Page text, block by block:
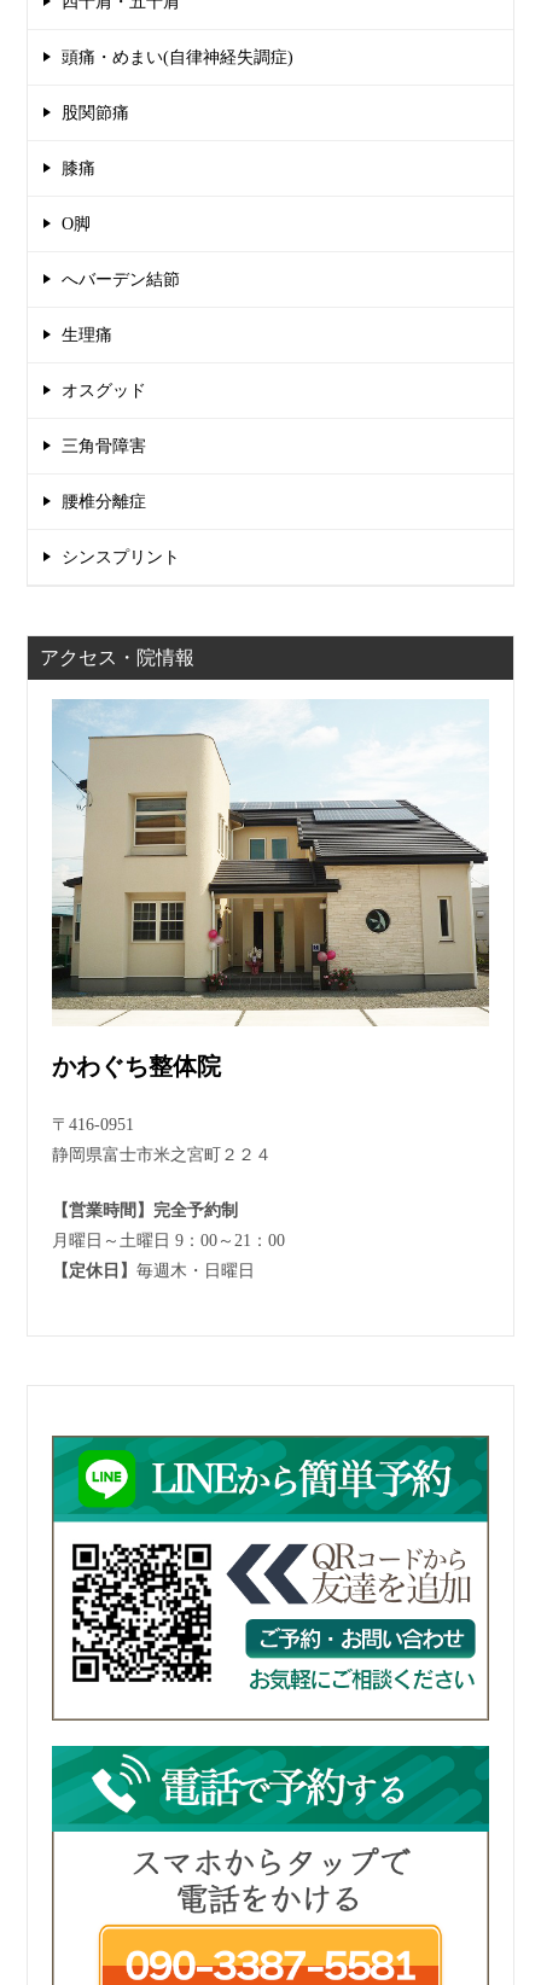
頭痛・めまい(自律神経失調症)
股関節痛
膝痛
O脚
へバーデン結節
生理痛
オスグッド
三角骨障害
腰椎分離症
シンスプリント
アクセス・院情報
かわぐち整体院
〒416-0951
静岡県富士市米之宮町２２４
【営業時間】完全予約制
月曜日～土曜日 9：00～21：00
【定休日】毎週木・日曜日